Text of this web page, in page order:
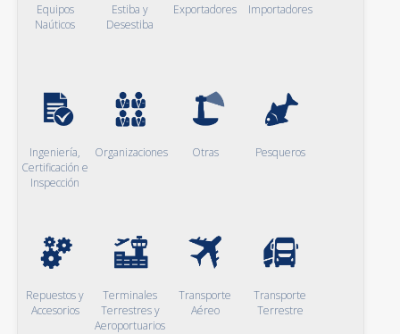
Equipos
Naúticos
Estiba y
Desestiba
Exportadores Importadores
Ingeniería,
Certificación e
Inspección
Organizaciones Otras Pesqueros
Repuestos y
Accesorios
Terminales
Terrestres y
Aeroportuarios
Transporte
Aéreo
Transporte
Terrestre